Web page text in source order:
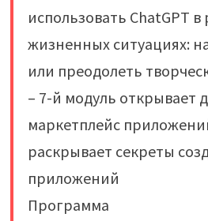
использовать ChatGPT
жизненных ситуациях:
или преодолеть
– 7-й модуль открывает
маркетплейс
раскрывает секреты
приложений
Программа